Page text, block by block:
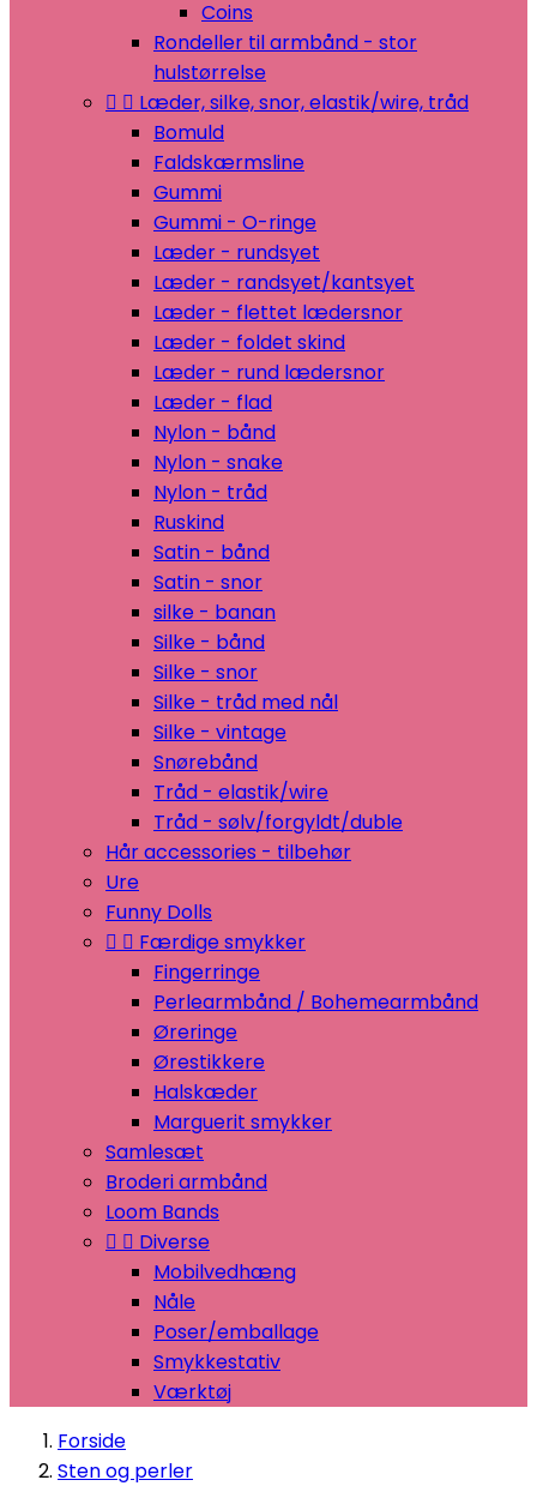
Coins
Rondeller til armbånd - stor
hulstørrelse
  Læder, silke, snor, elastik/wire, tråd
Bomuld
Faldskærmsline
Gummi
Gummi - O-ringe
Læder - rundsyet
Læder - randsyet/kantsyet
Læder - flettet lædersnor
Læder - foldet skind
Læder - rund lædersnor
Læder - flad
Nylon - bånd
Nylon - snake
Nylon - tråd
Ruskind
Satin - bånd
Satin - snor
silke - banan
Silke - bånd
Silke - snor
Silke - tråd med nål
Silke - vintage
Snørebånd
Tråd - elastik/wire
Tråd - sølv/forgyldt/duble
Hår accessories - tilbehør
Ure
Funny Dolls
  Færdige smykker
Fingerringe
Perlearmbånd / Bohemearmbånd
Øreringe
Ørestikkere
Halskæder
Marguerit smykker
Samlesæt
Broderi armbånd
Loom Bands
  Diverse
Mobilvedhæng
Nåle
Poser/emballage
Smykkestativ
Værktøj
Forside
Sten og perler